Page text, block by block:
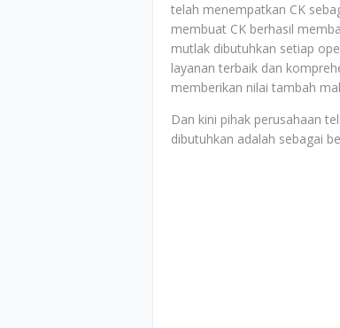
telah menempatkan CK
membuat CK berhasil
mutlak dibutuhkan setiap
layanan terbaik dan
memberikan nilai tambah
Dan kini pihak perusahaan
dibutuhkan adalah sebagai